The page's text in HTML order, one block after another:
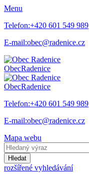
Menu
Telefon:+420 601 549 989
E-mail:obec@radenice.cz
ObecRadenice
ObecRadenice
Telefon:+420 601 549 989
E-mail:obec@radenice.cz
Mapa webu
Hledat
rozšířené vyhledávání